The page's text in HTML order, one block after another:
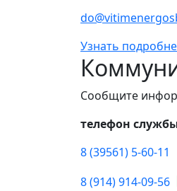
Узнать
Сообщите
телефон
8 (39561) 5-60-11
8 (914) 914-09-56